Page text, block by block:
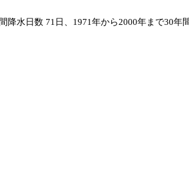
水日数 71日、1971年から2000年まで30年